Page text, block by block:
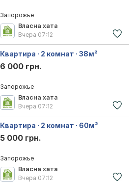
Запорожье
Власна хата
Вчера 07:12
Квартира · 2 комнат · 38м²
6 000 грн.
Запорожье
Власна хата
Вчера 07:12
Квартира · 2 комнат · 60м²
5 000 грн.
Запорожье
Власна хата
Вчера 07:12